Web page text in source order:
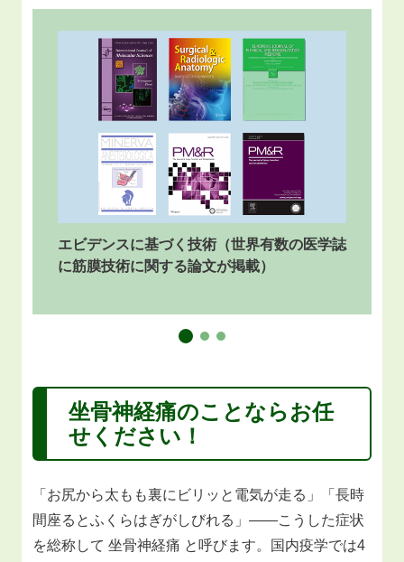
エビデンスに基づく技術（世界有数の医学誌
に筋膜技術に関する論文が掲載）
坐骨神経痛のことならお任
せください！
「お尻から太もも裏にビリッと電気が走る」「長時
間座るとふくらはぎがしびれる」――こうした症状
を総称して 坐骨神経痛 と呼びます。国内疫学では4